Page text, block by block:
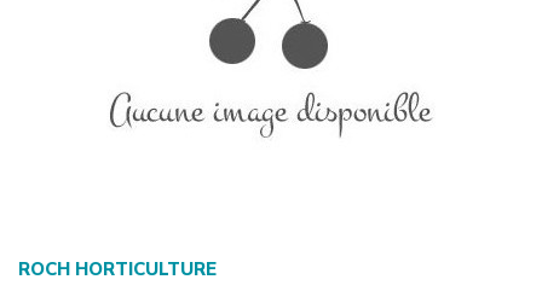
ROCH HORTICULTURE